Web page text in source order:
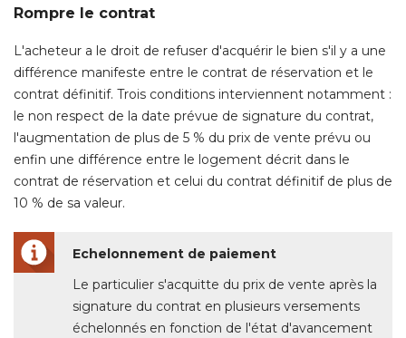
Rompre le contrat
L'acheteur a le droit de refuser d'acquérir le bien s'il y a une
différence manifeste entre le contrat de réservation et le
contrat définitif. Trois conditions interviennent notamment :
le non respect de la date prévue de signature du contrat,
l'augmentation de plus de 5 % du prix de vente prévu ou
enfin une différence entre le logement décrit dans le
contrat de réservation et celui du contrat définitif de plus de
10 % de sa valeur.
Echelonnement de paiement
Le particulier s'acquitte du prix de vente après la
signature du contrat en plusieurs versements
échelonnés en fonction de l'état d'avancement